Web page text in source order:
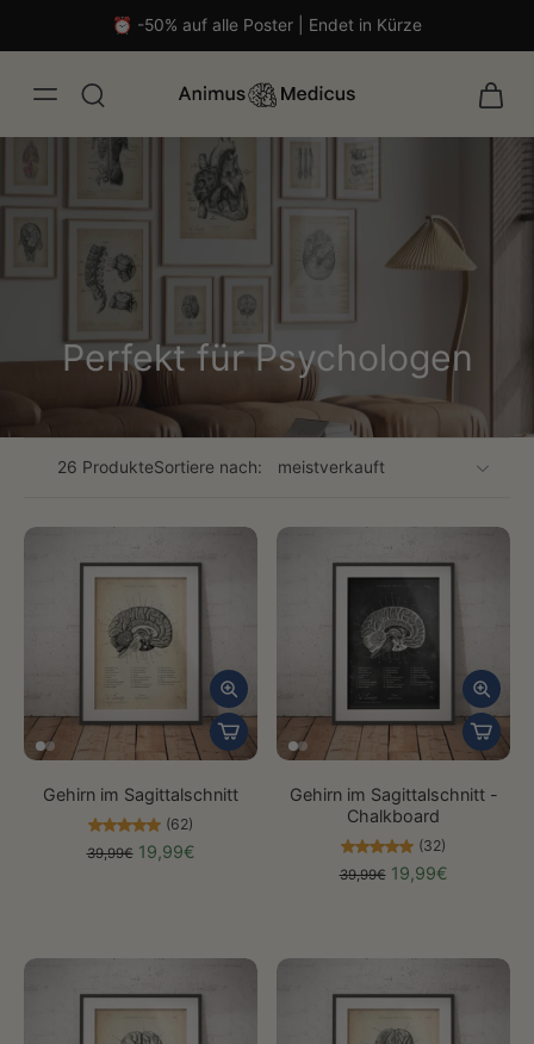
⏰ -50% auf alle Poster | Endet in Kürze
Perfekt für Psychologen
26 ProdukteSortiere nach:
Gehirn im Sagittalschnitt
(62)
39,99€ 19,99€
Gehirn im Sagittalschnitt -
Chalkboard
(32)
39,99€ 19,99€